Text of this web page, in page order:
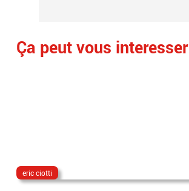
Ça peut vous interesser
eric ciotti